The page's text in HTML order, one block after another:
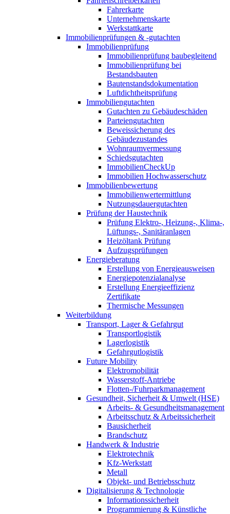
Fahrerkarte
Unternehmenskarte
Werkstattkarte
Immobilienprüfungen & -gutachten
Immobilienprüfung
Immobilienprüfung baubegleitend
Immobilienprüfung bei
Bestandsbauten
Bautenstandsdokumentation
Luftdichtheitsprüfung
Immobiliengutachten
Gutachten zu Gebäudeschäden
Parteiengutachten
Beweissicherung des
Gebäudezustandes
Wohnraumvermessung
Schiedsgutachten
ImmobilienCheckUp
Immobilien Hochwasserschutz
Immobilienbewertung
Immobilienwertermittlung
Nutzungsdauergutachten
Prüfung der Haustechnik
Prüfung Elektro-, Heizung-, Klima-,
Lüftungs-, Sanitäranlagen
Heizöltank Prüfung
Aufzugsprüfungen
Energieberatung
Erstellung von Energieausweisen
Energiepotenzialanalyse
Erstellung Energieeffizienz
Zertifikate
Thermische Messungen
Weiterbildung
Transport, Lager & Gefahrgut
Transportlogistik
Lagerlogistik
Gefahrgutlogistik
Future Mobility
Elektromobilität
Wasserstoff-Antriebe
Flotten-/Fuhrparkmanagement
Gesundheit, Sicherheit & Umwelt (HSE)
Arbeits- & Gesundheitsmanagement
Arbeitsschutz & Arbeitssicherheit
Bausicherheit
Brandschutz
Handwerk & Industrie
Elektrotechnik
Kfz-Werkstatt
Metall
Objekt- und Betriebsschutz
Digitalisierung & Technologie
Informationssicherheit
Programmierung & Künstliche